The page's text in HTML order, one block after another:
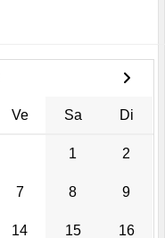
Ve Sa Di
1 2
7 8 9
14 15 16